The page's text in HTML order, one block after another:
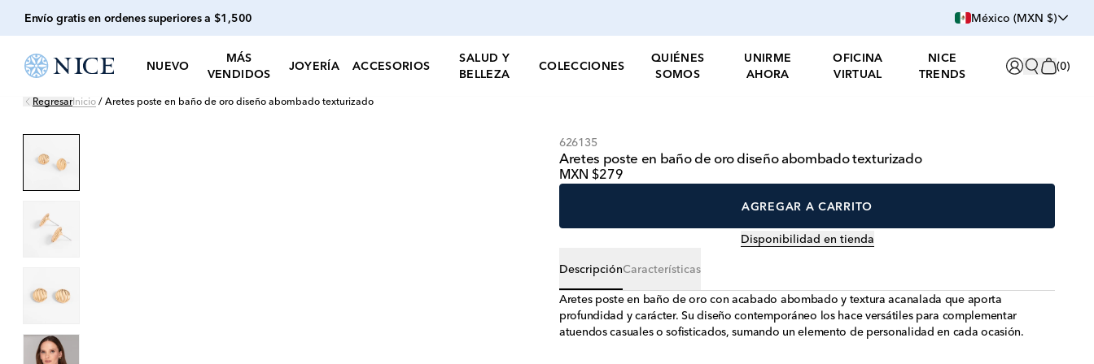
Envío gratis en ordenes superiores a $1,500 México (MXN $)
NUEVO
MÁS
VENDIDOS
JOYERÍA ACCESORIOS
SALUD Y
BELLEZA
COLECCIONES
QUIÉNES
SOMOS
UNIRME
AHORA
OFICINA
VIRTUAL
NICE
TRENDS
(0)
RegresarInicio / Aretes poste en baño de oro diseño abombado texturizado
626135
Aretes poste en baño de oro diseño abombado texturizado
MXN $279
AGREGAR A CARRITO
Disponibilidad en tienda
DescripciónCaracterísticas
Aretes poste en baño de oro con acabado abombado y textura acanalada que aporta
profundidad y carácter. Su diseño contemporáneo los hace versátiles para complementar
atuendos casuales o sofisticados, sumando un elemento de personalidad en cada ocasión.